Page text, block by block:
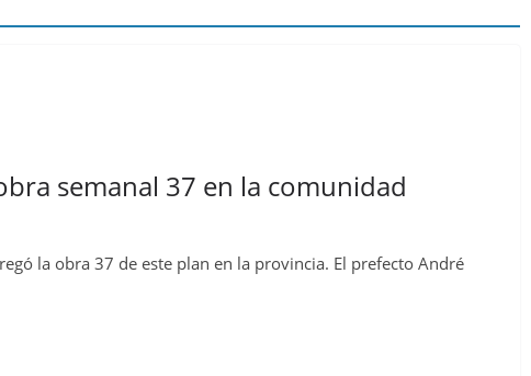
semanal 37 en la comunidad
la obra 37 de este plan en la provincia. El prefecto André